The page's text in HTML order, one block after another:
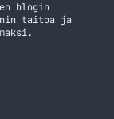
blogin
taitoa ja